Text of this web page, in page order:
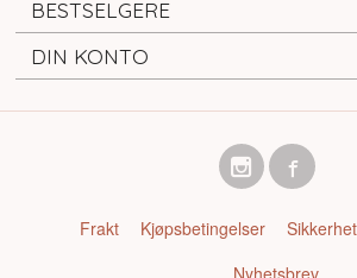
BESTSELGERE
DIN KONTO
Frakt Kjøpsbetingelser